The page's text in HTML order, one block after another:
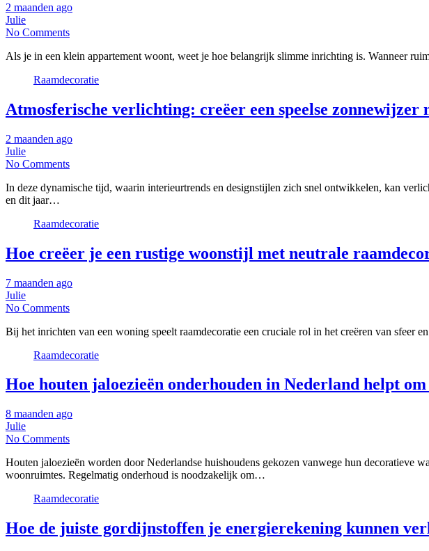
2 maanden ago
Julie
No Comments
Als je in een klein appartement woont, weet je hoe belangrijk slimme inrichting is. Wanneer
Raamdecoratie
Atmosferische verlichting: creëer een speelse
2 maanden ago
Julie
No Comments
In deze dynamische tijd, waarin interieurtrends en designstijlen zich snel ontwikkelen, kan
en dit jaar…
Raamdecoratie
Hoe creëer je een rustige woonstijl met neutrale
7 maanden ago
Julie
No Comments
Bij het inrichten van een woning speelt raamdecoratie een cruciale rol in het creëren van
Raamdecoratie
Hoe houten jaloezieën onderhouden in Nederland helpt
8 maanden ago
Julie
No Comments
Houten jaloezieën worden door Nederlandse huishoudens gekozen vanwege hun decoratieve
woonruimtes. Regelmatig onderhoud is noodzakelijk om…
Raamdecoratie
Hoe de juiste gordijnstoffen je energierekening kunnen